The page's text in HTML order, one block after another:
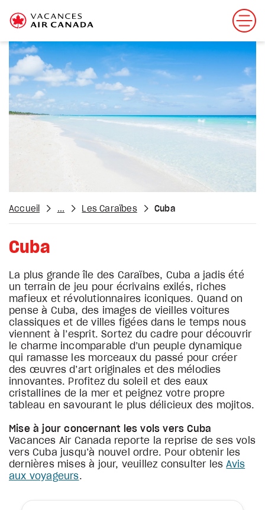
Accueil ... Les Caraïbes Cuba
Cuba
La plus grande île des Caraïbes, Cuba a jadis été
un terrain de jeu pour écrivains exilés, riches
mafieux et révolutionnaires iconiques. Quand on
pense à Cuba, des images de vieilles voitures
classiques et de villes figées dans le temps nous
viennent à l’esprit. Sortez du cadre pour découvrir
le charme incomparable d’un peuple dynamique
qui ramasse les morceaux du passé pour créer
des œuvres d’art originales et des mélodies
innovantes. Profitez du soleil et des eaux
cristallines de la mer et peignez votre propre
tableau en savourant le plus délicieux des mojitos.
Mise à jour concernant les vols vers Cuba
Vacances Air Canada reporte la reprise de ses vols
vers Cuba jusqu’à nouvel ordre. Pour obtenir les
dernières mises à jour, veuillez consulter lesAvis
aux voyageurs.